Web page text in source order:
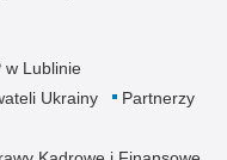
w Lublinie
Ukrainy
Partnerzy